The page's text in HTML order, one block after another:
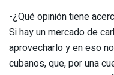
-¿Qué opinión tiene
Si hay un mercado de
aprovecharlo y en eso
cubanos, que, por una